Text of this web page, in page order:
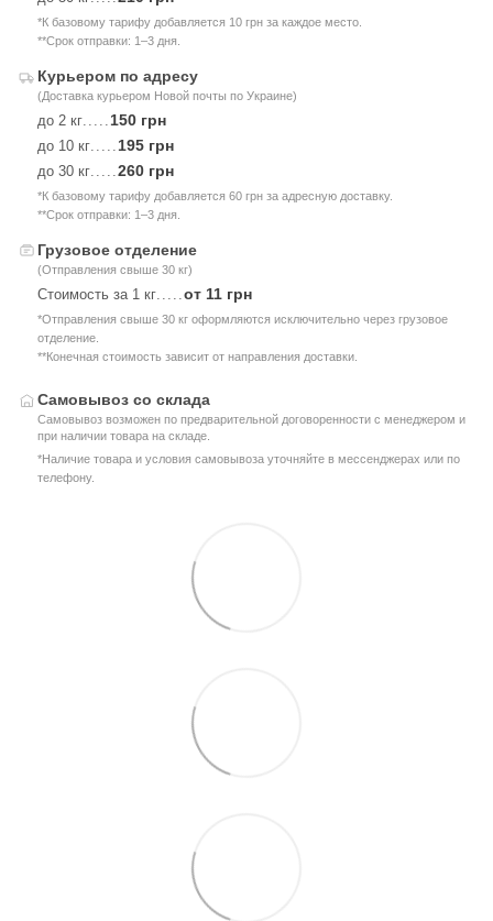
*К базовому тарифу добавляется 10 грн за каждое место.
**Срок отправки: 1–3 дня.
Курьером по адресу
(Доставка курьером Новой почты по Украине)
до 2 кг 150 грн
до 10 кг 195 грн
до 30 кг 260 грн
*К базовому тарифу добавляется 60 грн за адресную доставку.
**Срок отправки: 1–3 дня.
Грузовое отделение
(Отправления свыше 30 кг)
Стоимость за 1 кг от 11 грн
*Отправления свыше 30 кг оформляются исключительно через грузовое
отделение.
**Конечная стоимость зависит от направления доставки.
Самовывоз со склада
Самовывоз возможен по предварительной договоренности с менеджером и
при наличии товара на складе.
*Наличие товара и условия самовывоза уточняйте в мессенджерах или по
телефону.